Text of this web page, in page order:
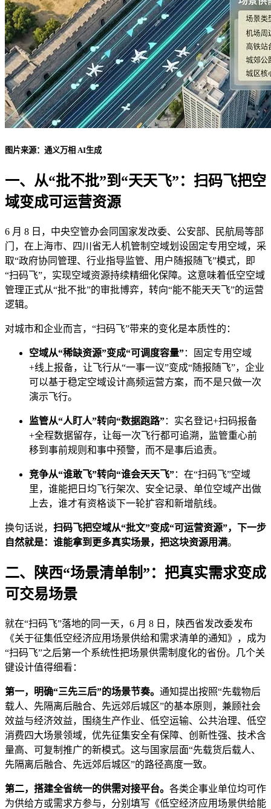
图片来源：通义万相 AI生成
一、从“批不批”到“天天飞”：扫码飞把空
域变成可运营资源
6 月 8 日，中央空管办会同国家发改委、公安部、民航局等部
门，在上海市、四川省无人机管制空域划设固定专用空域，采
取“政府协同管理、行业指导监管、用户随报随飞”模式，即
“扫码飞”，实现空域资源持续精细化保障。这意味着低空空域
管理正式从“批不批”的审批博弈，转向“能不能天天飞”的运营
逻辑。
对城市和企业而言，“扫码飞”带来的变化是本质性的：
空域从“稀缺资源”变成“可调度容量”：固定专用空域
+线上报备，让飞行从“一事一议”变成“随报随飞”，企业
可以基于稳定空域设计高频运营方案，而不是只做一次
演示飞行。
监管从“人盯人”转向“数据跑路”：实名登记+扫码报备
+全程数据留存，让每一次飞行都可追溯，监管重心前
移到事前规则和事中预警，而不是事后追责。
竞争从“谁敢飞”转向“谁会天天飞”：在“扫码飞”空域
里，谁能把日均飞行架次、安全记录、单位空域产出做
上去，谁才有资格谈下一轮扩容和新增航线。
换句话说， 扫码飞把空域从“批文”变成“可运营资源”，下一步
自然就是：谁能拿到更多真实场景，把这块资源用满。
二、陕西“场景清单制”：把真实需求变成
可交易场景
就在“扫码飞”落地的同一天，6 月 8 日，陕西省发改委发布
《关于征集低空经济应用场景供给和需求清单的通知》，成为
“扫码飞”之后第一个系统性把场景供需制度化的省份。几个关
键设计值得细看：
第一，明确“三先三后”的场景节奏。 通知提出按照“先载物后
载人、先隔离后融合、先远郊后城区”的基本原则，兼顾社会
效益与经济效益，围绕生产作业、低空运输、公共治理、低空
消费四大场景领域，优先征集安全有保障、创新性强、技术含
量高、可复制推广的新模式。这与国家层面“先载货后载人、
先隔离后融合、先远郊后城区”的路径高度一致。
第二，搭建全省统一的供需对接平台。 各类企事业单位均可作
为供给方或需求方参与，分别填写《低空经济应用场景供给能